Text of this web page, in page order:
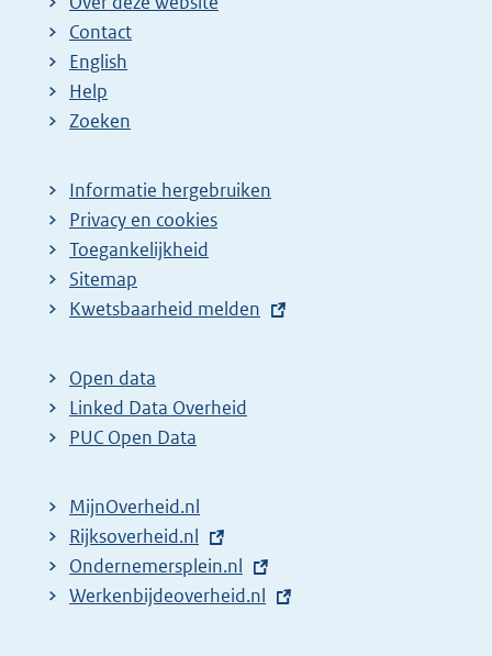
Contact
English
Help
Zoeken
Informatie hergebruiken
Privacy en cookies
Toegankelijkheid
Sitemap
E
t
e
r
l
i
n
k
Kwetsbaarheid melden
Open data
Linked Data Overheid
PUC Open Data
MijnOverheid.nl
E
x
t
Rijksoverheid.nl
E
x
Ondernemersplein.nl
E
Werkenbijdeoverheid.nl